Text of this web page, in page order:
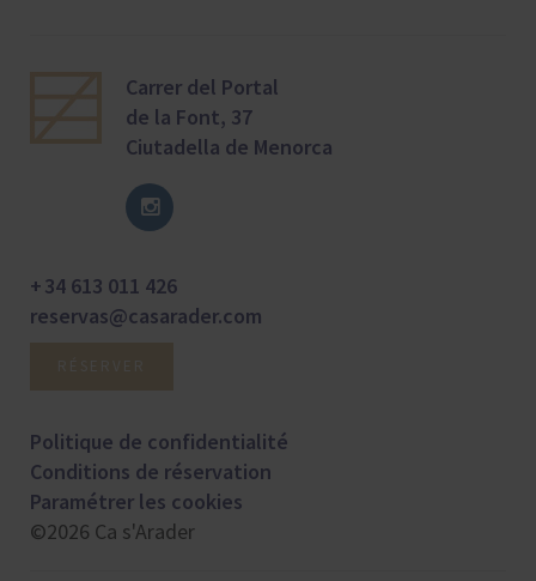
Carrer del Portal
de la Font, 37
Ciutadella de Menorca
+ 34 613 011 426
reservas@casarader.com
Politique de confidentialité
Conditions de réservation
Paramétrer les cookies
©2026 Ca s'Arader